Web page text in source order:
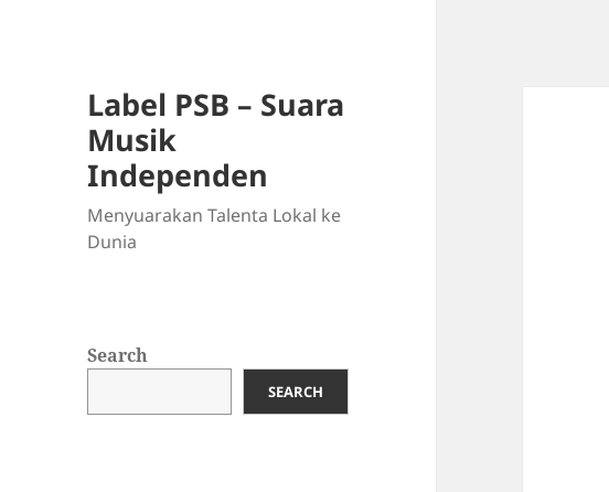
Label PSB – Suara
Musik
Independen
Menyuarakan Talenta Lokal ke
Dunia
Search
SEARCH